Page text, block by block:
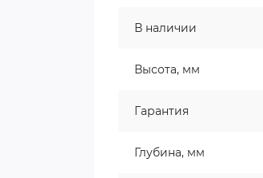
В наличии
Высота, мм
Гарантия
Глубина, мм